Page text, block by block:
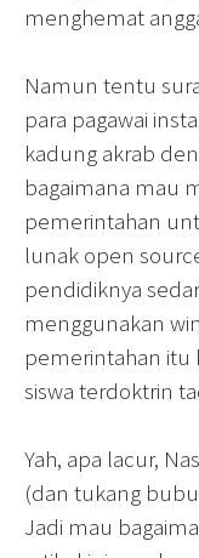
menghemat
Namun tentu
para pagawai
kadung akrab
bagaimana mau
pemerintahan
lunak open
pendidiknya
menggunakan
pemerintahan itu
siswa terdoktrin
Yah, apa lacur,
(dan tukang
Jadi mau